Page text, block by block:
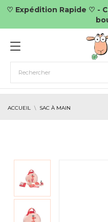
♡ Expédition Rapide ♡ -
ACCUEIL SAC À MAIN